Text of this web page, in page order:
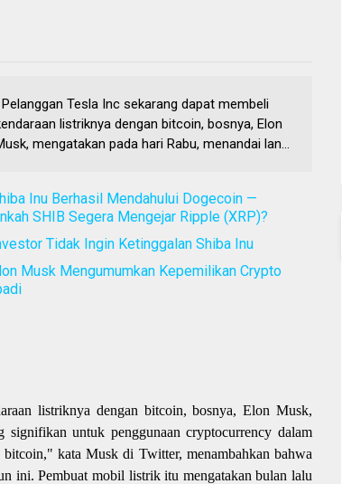
Pelanggan Tesla Inc sekarang dapat membeli
listriknya dengan bitcoin, bosnya, Elon
mengatakan pada hari Rabu, menandai lan...
Inu Berhasil Mendahului Dogecoin —
SHIB Segera Mengejar Ripple (XRP)?
Tidak Ingin Ketinggalan Shiba Inu
Musk Mengumumkan Kepemilikan Crypto
listriknya dengan bitcoin, bosnya, Elon Musk,
signifikan untuk penggunaan cryptocurrency dalam
kata Musk di Twitter, menambahkan bahwa
ini. Pembuat mobil listrik itu mengatakan bulan lalu